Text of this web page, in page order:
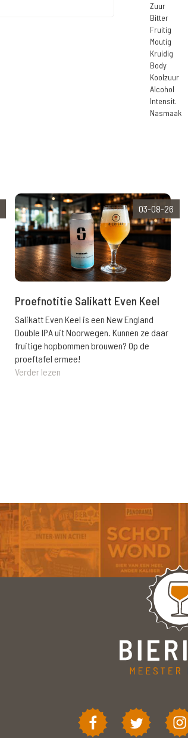
Zuur
Bitter
Fruitig
Moutig
Kruidig
Body
Koolzuur
Alcohol
Intensit.
Nasmaak
03-08-26
Proefnotitie Salikatt Even Keel
Salikatt Even Keel is een New England
Double IPA uit Noorwegen. Kunnen ze daar
fruitige hopbommen brouwen? Op de
proeftafel ermee!
Verder lezen